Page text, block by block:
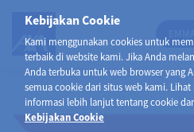
Kebijakan Cookie
Kami menggunakan cookies untuk
terbaik di website kami. Jika Anda
Anda terbuka untuk web browser yang
semua cookie dari situs web kami.
informasi lebih lanjut tentang cookie
Kebijakan Cookie